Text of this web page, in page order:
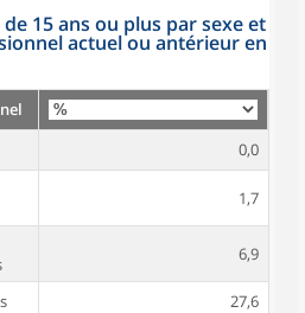
15 ans ou plus par sexe et
actuel ou antérieur en
0,0
1,7
6,9
27,6